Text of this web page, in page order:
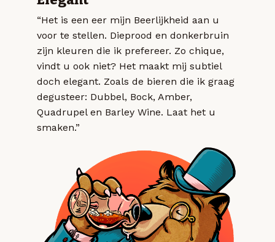
“Het is een eer mijn Beerlijkheid aan u
voor te stellen. Dieprood en donkerbruin
zijn kleuren die ik prefereer. Zo chique,
vindt u ook niet? Het maakt mij subtiel
doch elegant. Zoals de bieren die ik graag
degusteer: Dubbel, Bock, Amber,
Quadrupel en Barley Wine. Laat het u
smaken.”